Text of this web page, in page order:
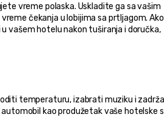
vreme polaska. Uskladite ga sa vašim
čekanja u lobijima sa prtljagom. Ako
vašem hotelu nakon tuširanja i doručka,
temperaturu, izabrati muziku i
kao produžetak vaše hotelske